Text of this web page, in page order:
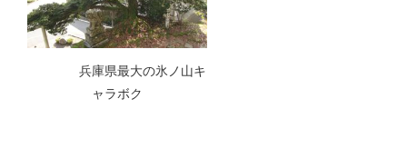
兵庫県最大の氷ノ山キ
ャラボク